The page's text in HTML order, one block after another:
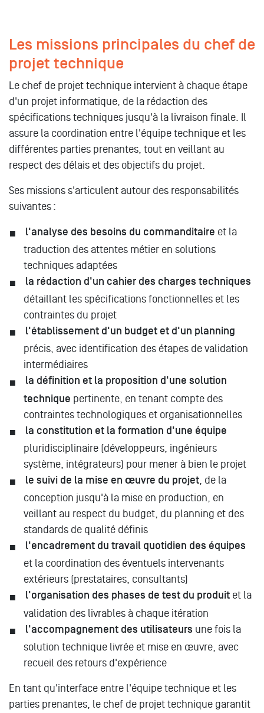
Les missions principales du chef de
projet technique
Le chef de projet technique intervient à chaque étape
d'un projet informatique, de la rédaction des
spécifications techniques jusqu'à la livraison finale. Il
assure la coordination entre l'équipe technique et les
différentes parties prenantes, tout en veillant au
respect des délais et des objectifs du projet.
Ses missions s'articulent autour des responsabilités
suivantes :
l'analyse des besoins du commanditaire et la
traduction des attentes métier en solutions
techniques adaptées
la rédaction d'un cahier des charges techniques
détaillant les spécifications fonctionnelles et les
contraintes du projet
l'établissement d'un budget et d'un planning
précis, avec identification des étapes de validation
intermédiaires
la définition et la proposition d'une solution
technique pertinente, en tenant compte des
contraintes technologiques et organisationnelles
la constitution et la formation d'une équipe
pluridisciplinaire (développeurs, ingénieurs
système, intégrateurs) pour mener à bien le projet
le suivi de la mise en œuvre du projet , de la
conception jusqu'à la mise en production, en
veillant au respect du budget, du planning et des
standards de qualité définis
l'encadrement du travail quotidien des équipes
et la coordination des éventuels intervenants
extérieurs (prestataires, consultants)
l'organisation des phases de test du produit et la
validation des livrables à chaque itération
l'accompagnement des utilisateurs une fois la
solution technique livrée et mise en œuvre, avec
recueil des retours d'expérience
En tant qu'interface entre l'équipe technique et les
parties prenantes, le chef de projet technique garantit